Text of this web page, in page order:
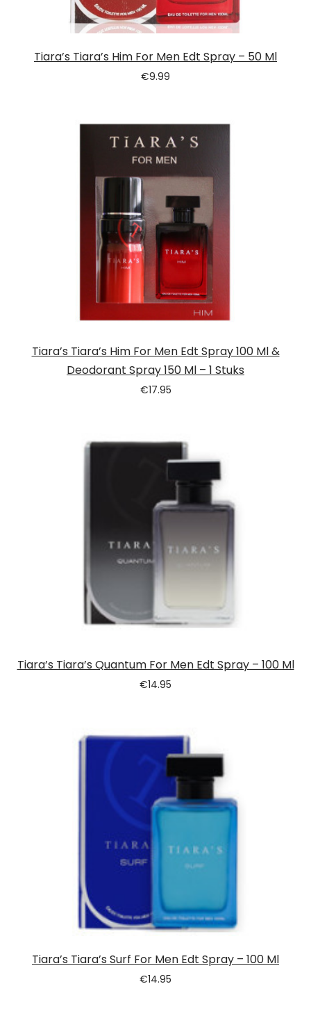
Tiara’s Tiara’s Him For Men Edt Spray – 50 Ml
€9.99
Tiara’s Tiara’s Him For Men Edt Spray 100 Ml &
Deodorant Spray 150 Ml – 1 Stuks
€17.95
Tiara’s Tiara’s Quantum For Men Edt Spray – 100 Ml
€14.95
Tiara’s Tiara’s Surf For Men Edt Spray – 100 Ml
€14.95